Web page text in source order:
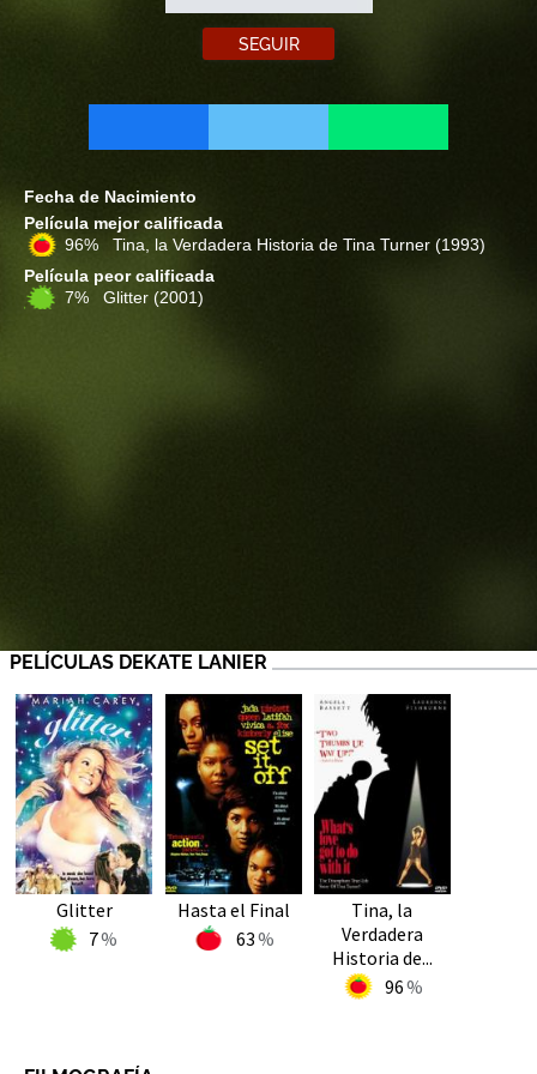
SEGUIR
Fecha de Nacimiento
Película mejor calificada
96% Tina, la Verdadera Historia de Tina Turner (1993)
Película peor calificada
7% Glitter (2001)
PELÍCULAS DEKATE LANIER
Glitter
7
Hasta el Final
63
Tina, la
Verdadera
Historia de...
96